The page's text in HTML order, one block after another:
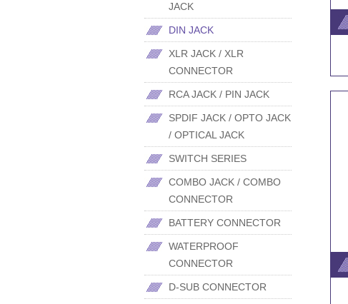
JACK
DIN JACK
XLR JACK / XLR
CONNECTOR
RCA JACK / PIN JACK
SPDIF JACK / OPTO JACK
/ OPTICAL JACK
SWITCH SERIES
COMBO JACK / COMBO
CONNECTOR
BATTERY CONNECTOR
WATERPROOF
CONNECTOR
D-SUB CONNECTOR